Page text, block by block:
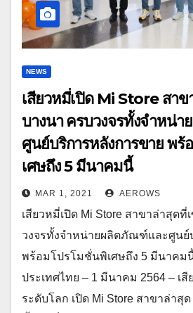
NEWS
เสียวหมี่เปิด Mi Store สา
บางนา ครบวงจรทั้งจำหน่
ศูนย์บริการหลังการขาย พ
เศษถึง 5 มีนาคมนี้
MAR 1, 2021 AEROWS
เสียวหมี่เปิด Mi Store สาขาล่าสุด
วงจรทั้งจำหน่ายผลิตภัณฑ์และศูนย์
พร้อมโปรโมชั่นพิเศษถึง 5 มีนาคม
ประเทศไทย – 1 มีนาคม 2564 – เ
ระดับโลก เปิด Mi Store สาขาล่า